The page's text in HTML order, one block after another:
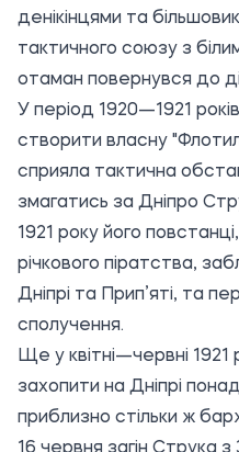
денікінцями та
тактичного союзу з
отаман повернувся до
У період 1920—1921
створити власну
сприяла тактична
змагатись за Дніпро
1921 року його
річкового піратства,
Дніпрі та Прип’яті, та
сполучення.
Ще у квітні—червні
захопити на Дніпрі
приблизно стільки ж
16 червня загін Струка з